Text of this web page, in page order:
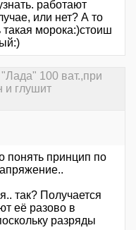
работают
или нет? А то
морока:)стоиш
100 ват.,при
и глушит
понять принцип по
так? Получается
её разово в
разряды